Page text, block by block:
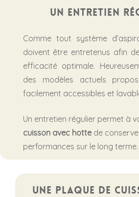
Un entretien
Comme tout système
doivent être entretenus afin
efficacité optimale.
des modèles actuels
facilement accessibles et
Un entretien régulier permet à
cuisson avec hottede
performances sur le long terme.
Une plaque de